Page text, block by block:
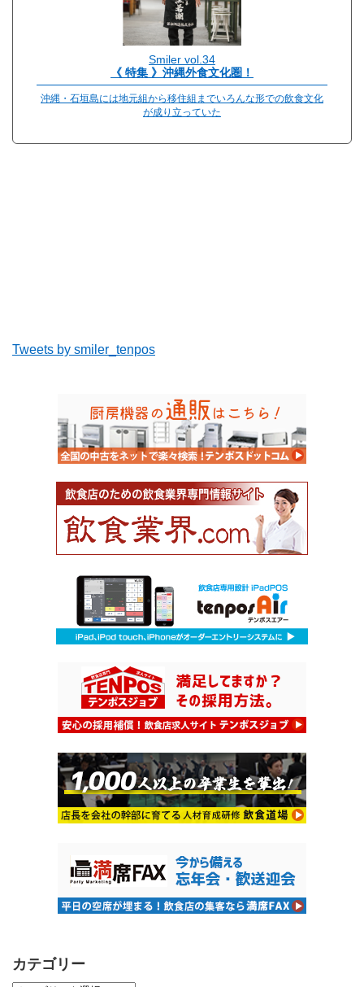
Smiler vol.34
《 特集 》沖縄外食文化圏！
沖縄・石垣島には地元組から移住組までいろんな形での飲食文化
が成り立っていた
Tweets by smiler_tenpos
カテゴリー